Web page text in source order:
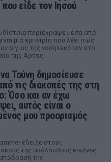
που είδε τον Ιησού
περιέγραψε μέσα από
μια εμπειρία που λέει πως
ο γιος της νοσηλευόταν στο
της Αρτας.
Τούνη δημοσίευσε
τις διακοπές της στη
Όσο και αν έχω
αυτός είναι ο
μου προορισμός
έδειξε στους
της ακόλουθους εικόνες
της